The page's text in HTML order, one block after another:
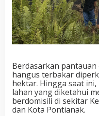
Berdasarkan
hangus terbakar
hektar. Hingga saat
lahan yang diketahui
berdomisili di sekitar
dan Kota Pontianak.